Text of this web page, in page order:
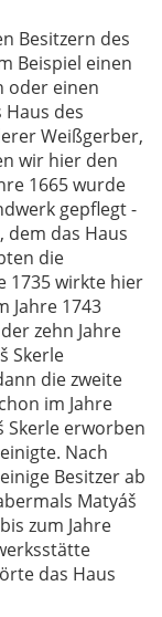
Besitzern des
Beispiel einen
oder einen
Haus des
Weißgerber,
wir hier den
1665 wurde
gepflegt -
das Haus
die
1735 wirkte hier
Jahre 1743
zehn Jahre
Skerle
die zweite
im Jahre
Skerle erworben
Nach
Besitzer ab
Matyáš
zum Jahre
das Haus